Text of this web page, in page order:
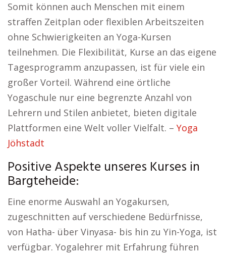
Somit können auch Menschen mit einem
straffen Zeitplan oder flexiblen Arbeitszeiten
ohne Schwierigkeiten an Yoga-Kursen
teilnehmen. Die Flexibilität, Kurse an das eigene
Tagesprogramm anzupassen, ist für viele ein
großer Vorteil. Während eine örtliche
Yogaschule nur eine begrenzte Anzahl von
Lehrern und Stilen anbietet, bieten digitale
Plattformen eine Welt voller Vielfalt. – Yoga
Jöhstadt
Positive Aspekte unseres Kurses in
Bargteheide:
Eine enorme Auswahl an Yogakursen,
zugeschnitten auf verschiedene Bedürfnisse,
von Hatha- über Vinyasa- bis hin zu Yin-Yoga, ist
verfügbar. Yogalehrer mit Erfahrung führen